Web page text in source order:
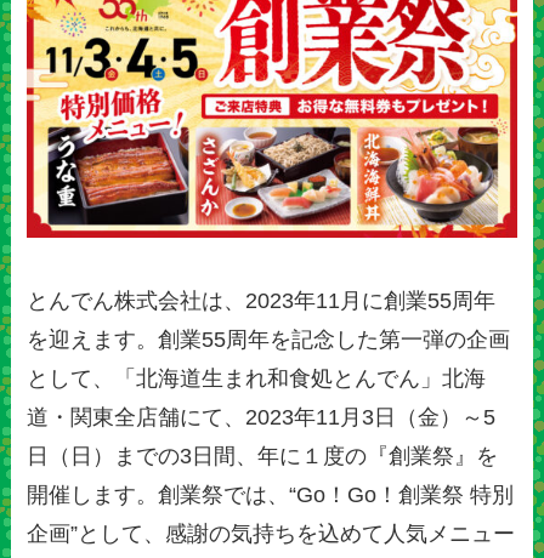
とんでん株式会社は、2023年11月に創業55周年
を迎えます。創業55周年を記念した第一弾の企画
として、「北海道生まれ和食処とんでん」北海
道・関東全店舗にて、2023年11月3日（金）～5
日（日）までの3日間、年に１度の『創業祭』を
開催します。創業祭では、“Go！Go！創業祭 特別
企画”として、感謝の気持ちを込めて人気メニュー